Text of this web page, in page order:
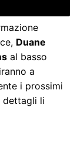
Duane
al basso
a
i prossimi
dettagli li